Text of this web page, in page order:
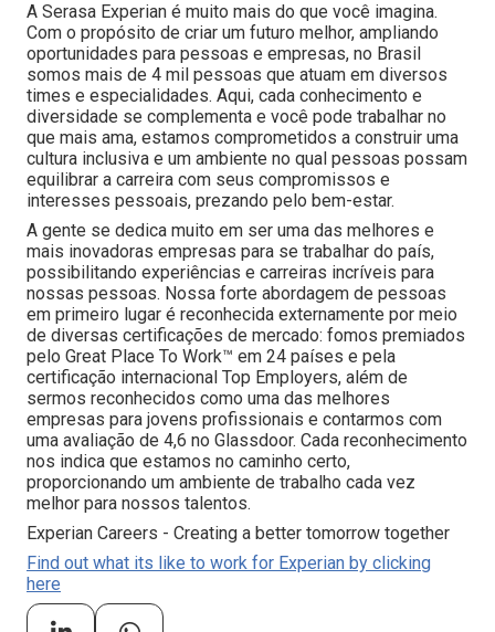
A Serasa Experian é muito mais do que você imagina.
Com o propósito de criar um futuro melhor, ampliando
oportunidades para pessoas e empresas, no Brasil
somos mais de 4 mil pessoas que atuam em diversos
times e especialidades. Aqui, cada conhecimento e
diversidade se complementa e você pode trabalhar no
que mais ama, estamos comprometidos a construir uma
cultura inclusiva e um ambiente no qual pessoas possam
equilibrar a carreira com seus compromissos e
interesses pessoais, prezando pelo bem-estar.
A gente se dedica muito em ser uma das melhores e
mais inovadoras empresas para se trabalhar do país,
possibilitando experiências e carreiras incríveis para
nossas pessoas. Nossa forte abordagem de pessoas
em primeiro lugar é reconhecida externamente por meio
de diversas certificações de mercado: fomos premiados
pelo Great Place To Work™ em 24 países e pela
certificação internacional Top Employers, além de
sermos reconhecidos como uma das melhores
empresas para jovens profissionais e contarmos com
uma avaliação de 4,6 no Glassdoor. Cada reconhecimento
nos indica que estamos no caminho certo,
proporcionando um ambiente de trabalho cada vez
melhor para nossos talentos.
Experian Careers - Creating a better tomorrow together
Find out what its like to work for Experian by clicking
here